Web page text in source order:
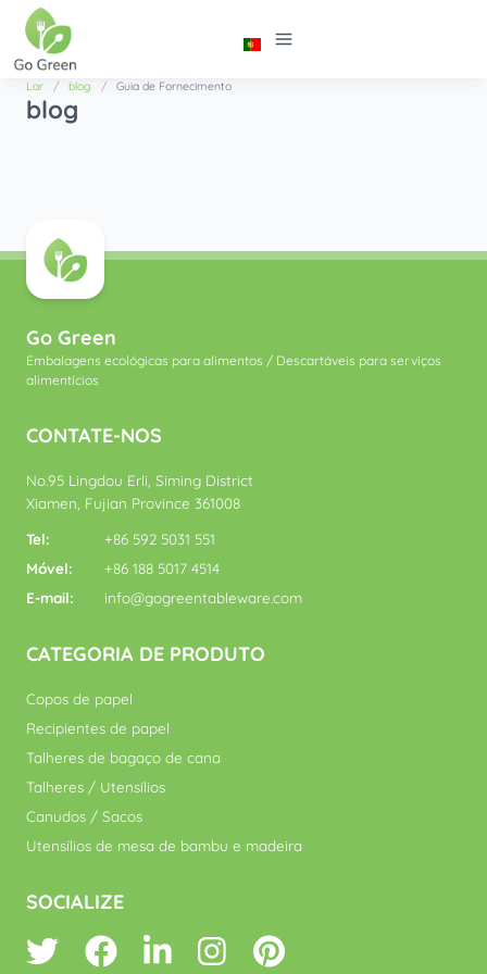
Lar blog Guia de Fornecimento
blog
Go Green
Embalagens ecológicas para alimentos / Descartáveis ​​para serviços
alimentícios
CONTATE-NOS
No.95 Lingdou Erli, Siming District
Xiamen, Fujian Province 361008
Tel:
+86 592 5031 551
Móvel:
+86 188 5017 4514
E-mail:
info@gogreentableware.com
CATEGORIA DE PRODUTO
Copos de papel
Recipientes de papel
Talheres de bagaço de cana
Talheres / Utensílios
Canudos / Sacos
Utensílios de mesa de bambu e madeira
SOCIALIZE